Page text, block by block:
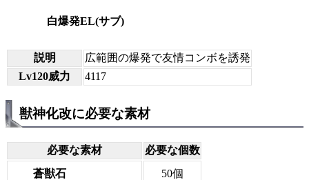
白爆発EL(サブ)
説明
広範囲の爆発で友情コンボを誘発
Lv120威力
4117
獣神化改に必要な素材
必要な素材
必要な個数
蒼獣石
50個